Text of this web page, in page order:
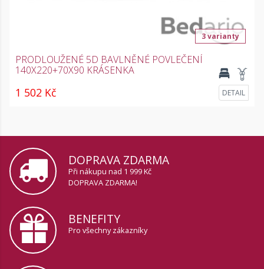
3 varianty
PRODLOUŽENÉ 5D BAVLNĚNÉ POVLEČENÍ
140X220+70X90 KRÁSENKA
1 502 Kč DETAIL
DOPRAVA ZDARMA
Při nákupu nad 1 999 Kč
DOPRAVA ZDARMA!
BENEFITY
Pro všechny zákazníky